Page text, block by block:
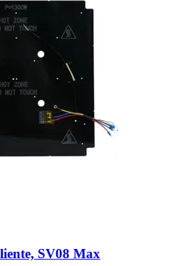
SV08 Max